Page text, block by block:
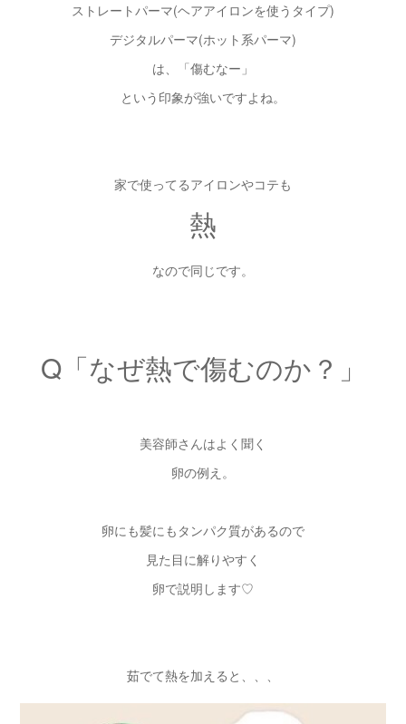
ストレートパーマ(ヘアアイロンを使うタイプ)
デジタルパーマ(ホット系パーマ)
は、「傷むなー」
という印象が強いですよね。
家で使ってるアイロンやコテも
熱
なので同じです。
Q「なぜ熱で傷むのか？」
美容師さんはよく聞く
卵の例え。
卵にも髪にもタンパク質があるので
見た目に解りやすく
卵で説明します♡
茹でて熱を加えると、、、